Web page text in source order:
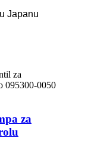
Japanu
za